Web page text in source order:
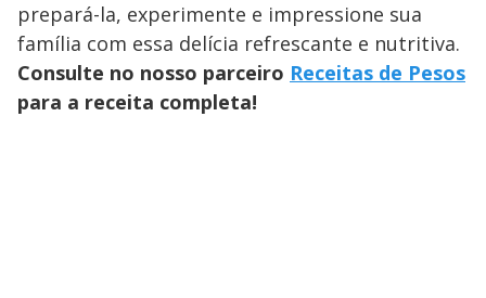
prepará-la, experimente e impressione sua
família com essa delícia refrescante e nutritiva.
Consulte no nosso parceiro Receitas de Pesos
para a receita completa!